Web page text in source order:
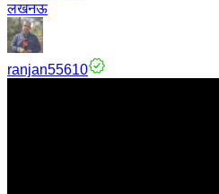
लखनऊ
ranjan55610